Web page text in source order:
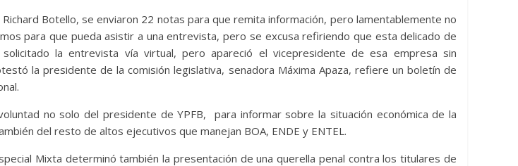
Richard Botello, se enviaron 22 notas para que remita información, pero lamentablemente no
para que pueda asistir a una entrevista, pero se excusa refiriendo que esta delicado de
la entrevista vía virtual, pero apareció el vicepresidente de esa empresa sin
la presidente de la comisión legislativa, senadora Máxima Apaza, refiere un boletín de
no solo del presidente de YPFB, para informar sobre la situación económica de la
del resto de altos ejecutivos que manejan BOA, ENDE y ENTEL.
Mixta determinó también la presentación de una querella penal contra los titulares de